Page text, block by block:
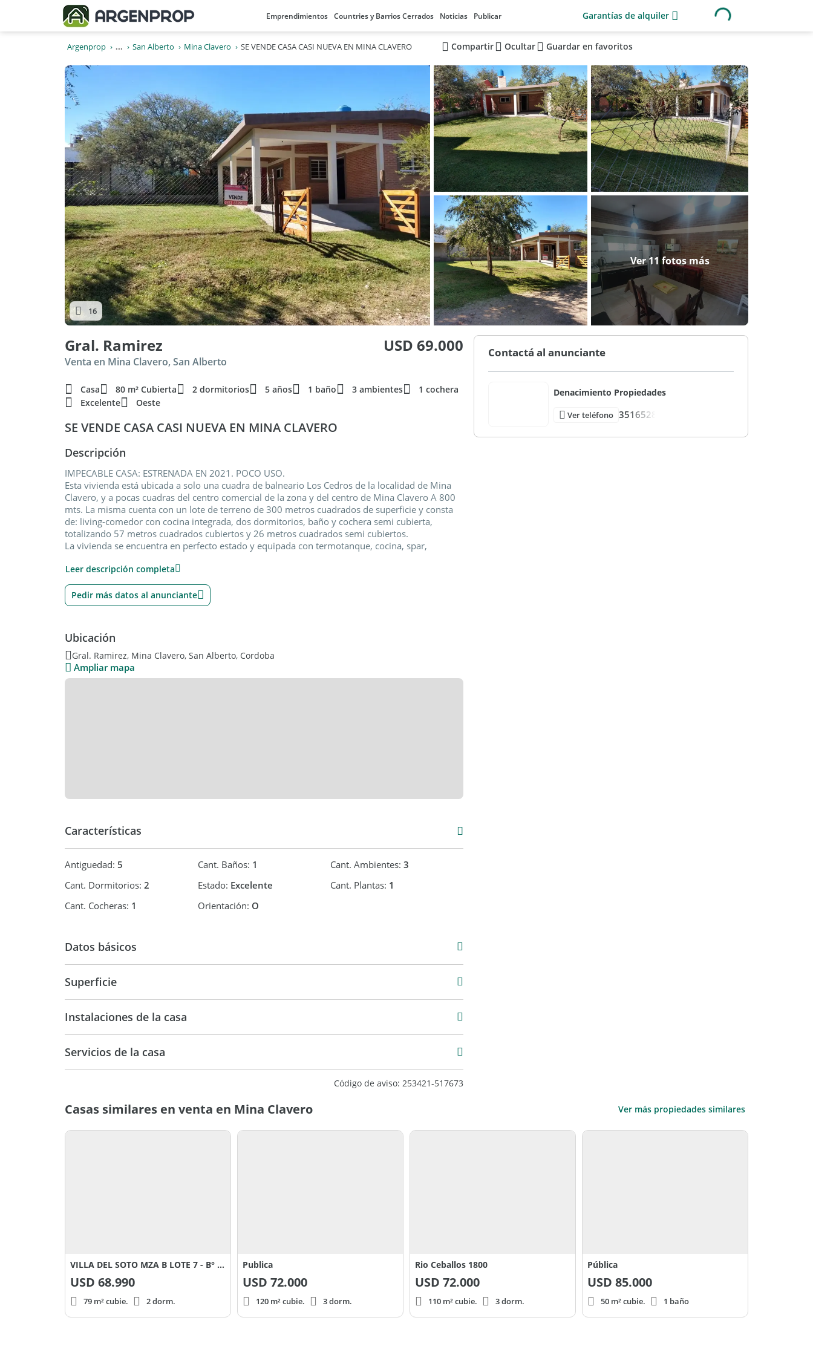
Emprendimientos Countries y Barrios Cerrados Noticias Publicar Garantías de alquiler
Argenprop ... San Alberto Mina Clavero SE VENDE CASA CASI NUEVA EN MINA CLAVERO Compartir Ocultar Guardar en favoritos
Ver 11 fotos más
16
Gral. Ramirez USD 69.000
Venta en Mina Clavero, San Alberto
Casa 80 m² Cubierta 2 dormitorios 5 años 1 baño 3 ambientes
1 cochera
Excelente
Oeste
SE VENDE CASA CASI NUEVA EN MINA CLAVERO
Descripción
IMPECABLE CASA: ESTRENADA EN 2021. POCO USO.
Esta vivienda está ubicada a solo una cuadra de balneario Los Cedros de la localidad de Mina
Clavero, y a pocas cuadras del centro comercial de la zona y del centro de Mina Clavero A 800
mts. La misma cuenta con un lote de terreno de 300 metros cuadrados de superficie y consta
de: living-comedor con cocina integrada, dos dormitorios, baño y cochera semi cubierta,
totalizando 57 metros cuadrados cubiertos y 26 metros cuadrados semi cubiertos.
La vivienda se encuentra en perfecto estado y equipada con termotanque, cocina, spar,
SE VENDE SIN MUEBLES.
ESCRITURA Y PLANOS. TODO EN ORDEN PARA TRANSFERIR.
TOMA CAMIONETA EN PARTE DE PAGO.
Adjunto fotos con la casa sin muebles y con la casa con muebles para que vean las
Publica: Corredor inmobiliario matrícula cpi: 6740. Denacimiento Propiedades.
Otros Servicios:
Parque
Leer descripción completa
Pedir más datos al anunciante
Ubicación
Gral. Ramirez, Mina Clavero, San Alberto, Cordoba
Ampliar mapa
Características
Antiguedad: 5 Cant. Baños: 1 Cant. Ambientes:3
Cant. Dormitorios: 2 Estado: Excelente Cant. Plantas: 1
Cant. Cocheras: 1 Orientación: O
Datos básicos
Superficie
Instalaciones de la casa
Servicios de la casa
Código de aviso: 253421-517673
Contactá al anunciante
Denacimiento Propiedades
Ver teléfono 3516528
Casas similares en venta en Mina Clavero Ver más propiedades similares
VILLA DEL SOTO MZA B LOTE 7 - B° SAN SEBASTIAN 2000
USD 68.990
79 m² cubie. 2 dorm.
Publica
USD 72.000
120 m² cubie. 3 dorm.
Rio Ceballos 1800
USD 72.000
110 m² cubie. 3 dorm.
Pública
USD 85.000
50 m² cubie. 1 baño